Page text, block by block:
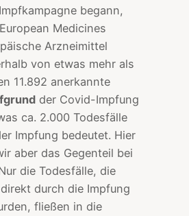
begann,
Medicines
Arzneimittel
von etwas mehr als
11.892 anerkannte
der Covid-Impfung
ca. 2.000 Todesfälle
Impfung bedeutet. Hier
aber das Gegenteil bei
die Todesfälle, die
durch die Impfung
fließen in die